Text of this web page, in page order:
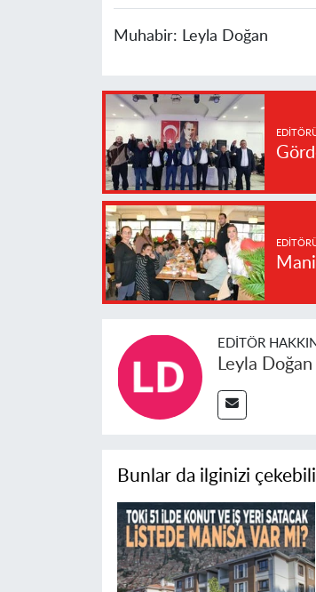
Muhabir: Leyla Doğan
EDITÖR
Leyla Doğan
Bunlar da ilginizi